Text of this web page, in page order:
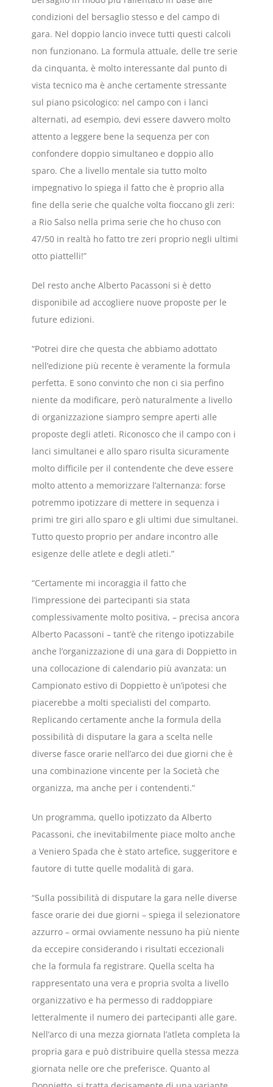
condizioni del bersaglio stesso e del campo di
gara. Nel doppio lancio invece tutti questi calcoli
non funzionano. La formula attuale, delle tre serie
da cinquanta, è molto interessante dal punto di
vista tecnico ma è anche certamente stressante
sul piano psicologico: nel campo con i lanci
alternati, ad esempio, devi essere davvero molto
attento a leggere bene la sequenza per con
confondere doppio simultaneo e doppio allo
sparo. Che a livello mentale sia tutto molto
impegnativo lo spiega il fatto che è proprio alla
fine della serie che qualche volta fioccano gli zeri:
a Rio Salso nella prima serie che ho chuso con
47/50 in realtà ho fatto tre zeri proprio negli ultimi
otto piattelli!”
Del resto anche Alberto Pacassoni si è detto
disponibile ad accogliere nuove proposte per le
future edizioni.
“Potrei dire che questa che abbiamo adottato
nell’edizione più recente è veramente la formula
perfetta. E sono convinto che non ci sia perfino
niente da modificare, però naturalmente a livello
di organizzazione siampro sempre aperti alle
proposte degli atleti. Riconosco che il campo con i
lanci simultanei e allo sparo risulta sicuramente
molto difficile per il contendente che deve essere
molto attento a memorizzare l’alternanza: forse
potremmo ipotizzare di mettere in sequenza i
primi tre giri allo sparo e gli ultimi due simultanei.
Tutto questo proprio per andare incontro alle
esigenze delle atlete e degli atleti.”
“Certamente mi incoraggia il fatto che
l’impressione dei partecipanti sia stata
complessivamente molto positiva, – precisa ancora
Alberto Pacassoni – tant’è che ritengo ipotizzabile
anche l’organizzazione di una gara di Doppietto in
una collocazione di calendario più avanzata: un
Campionato estivo di Doppietto è un’ipotesi che
piacerebbe a molti specialisti del comparto.
Replicando certamente anche la formula della
possibilità di disputare la gara a scelta nelle
diverse fasce orarie nell’arco dei due giorni che è
una combinazione vincente per la Società che
organizza, ma anche per i contendenti.”
Un programma, quello ipotizzato da Alberto
Pacassoni, che inevitabilmente piace molto anche
a Veniero Spada che è stato artefice, suggeritore e
fautore di tutte quelle modalità di gara.
“Sulla possibilità di disputare la gara nelle diverse
fasce orarie dei due giorni – spiega il selezionatore
azzurro – ormai ovviamente nessuno ha più niente
da eccepire considerando i risultati eccezionali
che la formula fa registrare. Quella scelta ha
rappresentato una vera e propria svolta a livello
organizzativo e ha permesso di raddoppiare
letteralmente il numero dei partecipanti alle gare.
Nell’arco di una mezza giornata l’atleta completa la
propria gara e può distribuire quella stessa mezza
giornata nelle ore che preferisce. Quanto al